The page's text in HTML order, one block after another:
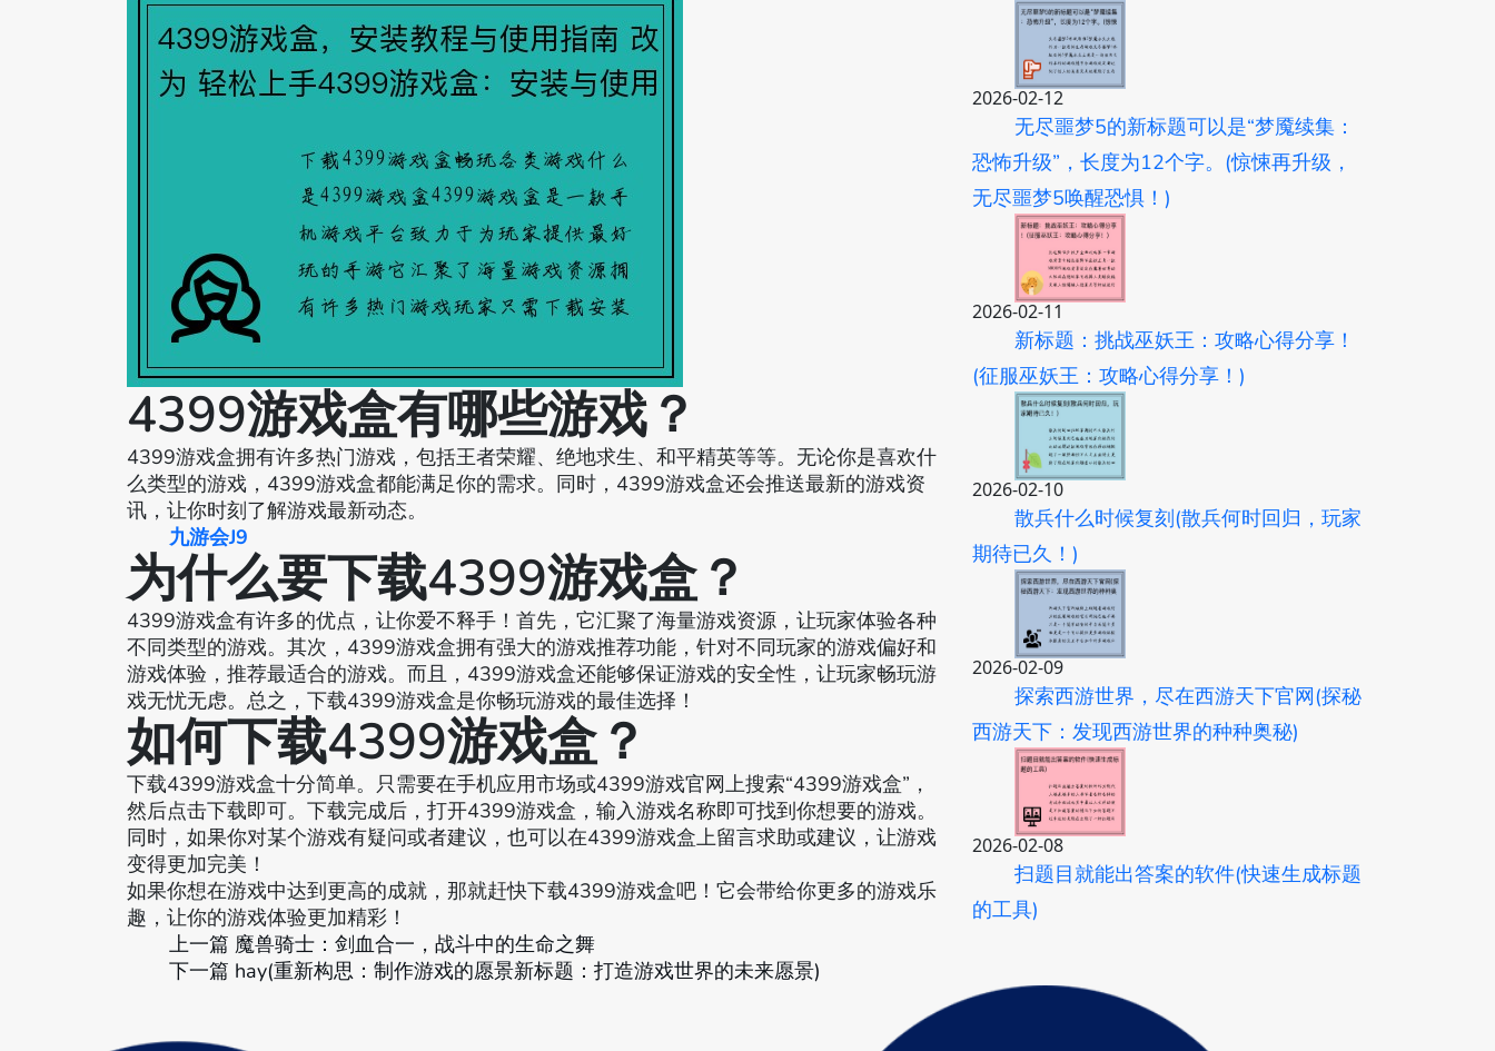
4399游戏盒有哪些游戏？
4399游戏盒拥有许多热门游戏，包括王者荣耀、绝地求生、和平精英等等。无论你是喜欢什
么类型的游戏，4399游戏盒都能满足你的需求。同时，4399游戏盒还会推送最新的游戏资
讯，让你时刻了解游戏最新动态。
九游会J9
为什么要下载4399游戏盒？
4399游戏盒有许多的优点，让你爱不释手！首先，它汇聚了海量游戏资源，让玩家体验各种
不同类型的游戏。其次，4399游戏盒拥有强大的游戏推荐功能，针对不同玩家的游戏偏好和
游戏体验，推荐最适合的游戏。而且，4399游戏盒还能够保证游戏的安全性，让玩家畅玩游
戏无忧无虑。总之，下载4399游戏盒是你畅玩游戏的最佳选择！
如何下载4399游戏盒？
下载4399游戏盒十分简单。只需要在手机应用市场或4399游戏官网上搜索“4399游戏盒”，
然后点击下载即可。下载完成后，打开4399游戏盒，输入游戏名称即可找到你想要的游戏。
同时，如果你对某个游戏有疑问或者建议，也可以在4399游戏盒上留言求助或建议，让游戏
变得更加完美！
如果你想在游戏中达到更高的成就，那就赶快下载4399游戏盒吧！它会带给你更多的游戏乐
趣，让你的游戏体验更加精彩！
上一篇 魔兽骑士：剑血合一，战斗中的生命之舞
下一篇 hay(重新构思：制作游戏的愿景新标题：打造游戏世界的未来愿景)
2026-02-12
无尽噩梦5的新标题可以是“梦魇续集：
恐怖升级”，长度为12个字。(惊悚再升级，
无尽噩梦5唤醒恐惧！)
2026-02-11
新标题：挑战巫妖王：攻略心得分享！
(征服巫妖王：攻略心得分享！)
2026-02-10
散兵什么时候复刻(散兵何时回归，玩家
期待已久！)
2026-02-09
探索西游世界，尽在西游天下官网(探秘
西游天下：发现西游世界的种种奥秘)
2026-02-08
扫题目就能出答案的软件(快速生成标题
的工具)